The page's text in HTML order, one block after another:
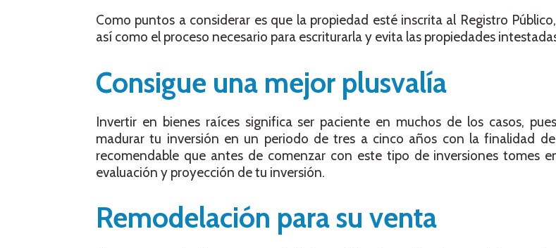
Como puntos a considerar es que la propiedad esté inscrita al Registro
así como el proceso necesario para escriturarla y evita las propiedades
Consigue una mejor plusvalía
Invertir en bienes raíces significa ser paciente en muchos de los casos,
madurar tu inversión en un periodo de tres a cinco años con la finalidad
recomendable que antes de comenzar con este tipo de inversiones tomes
evaluación y proyección de tu inversión.
Remodelación para su venta